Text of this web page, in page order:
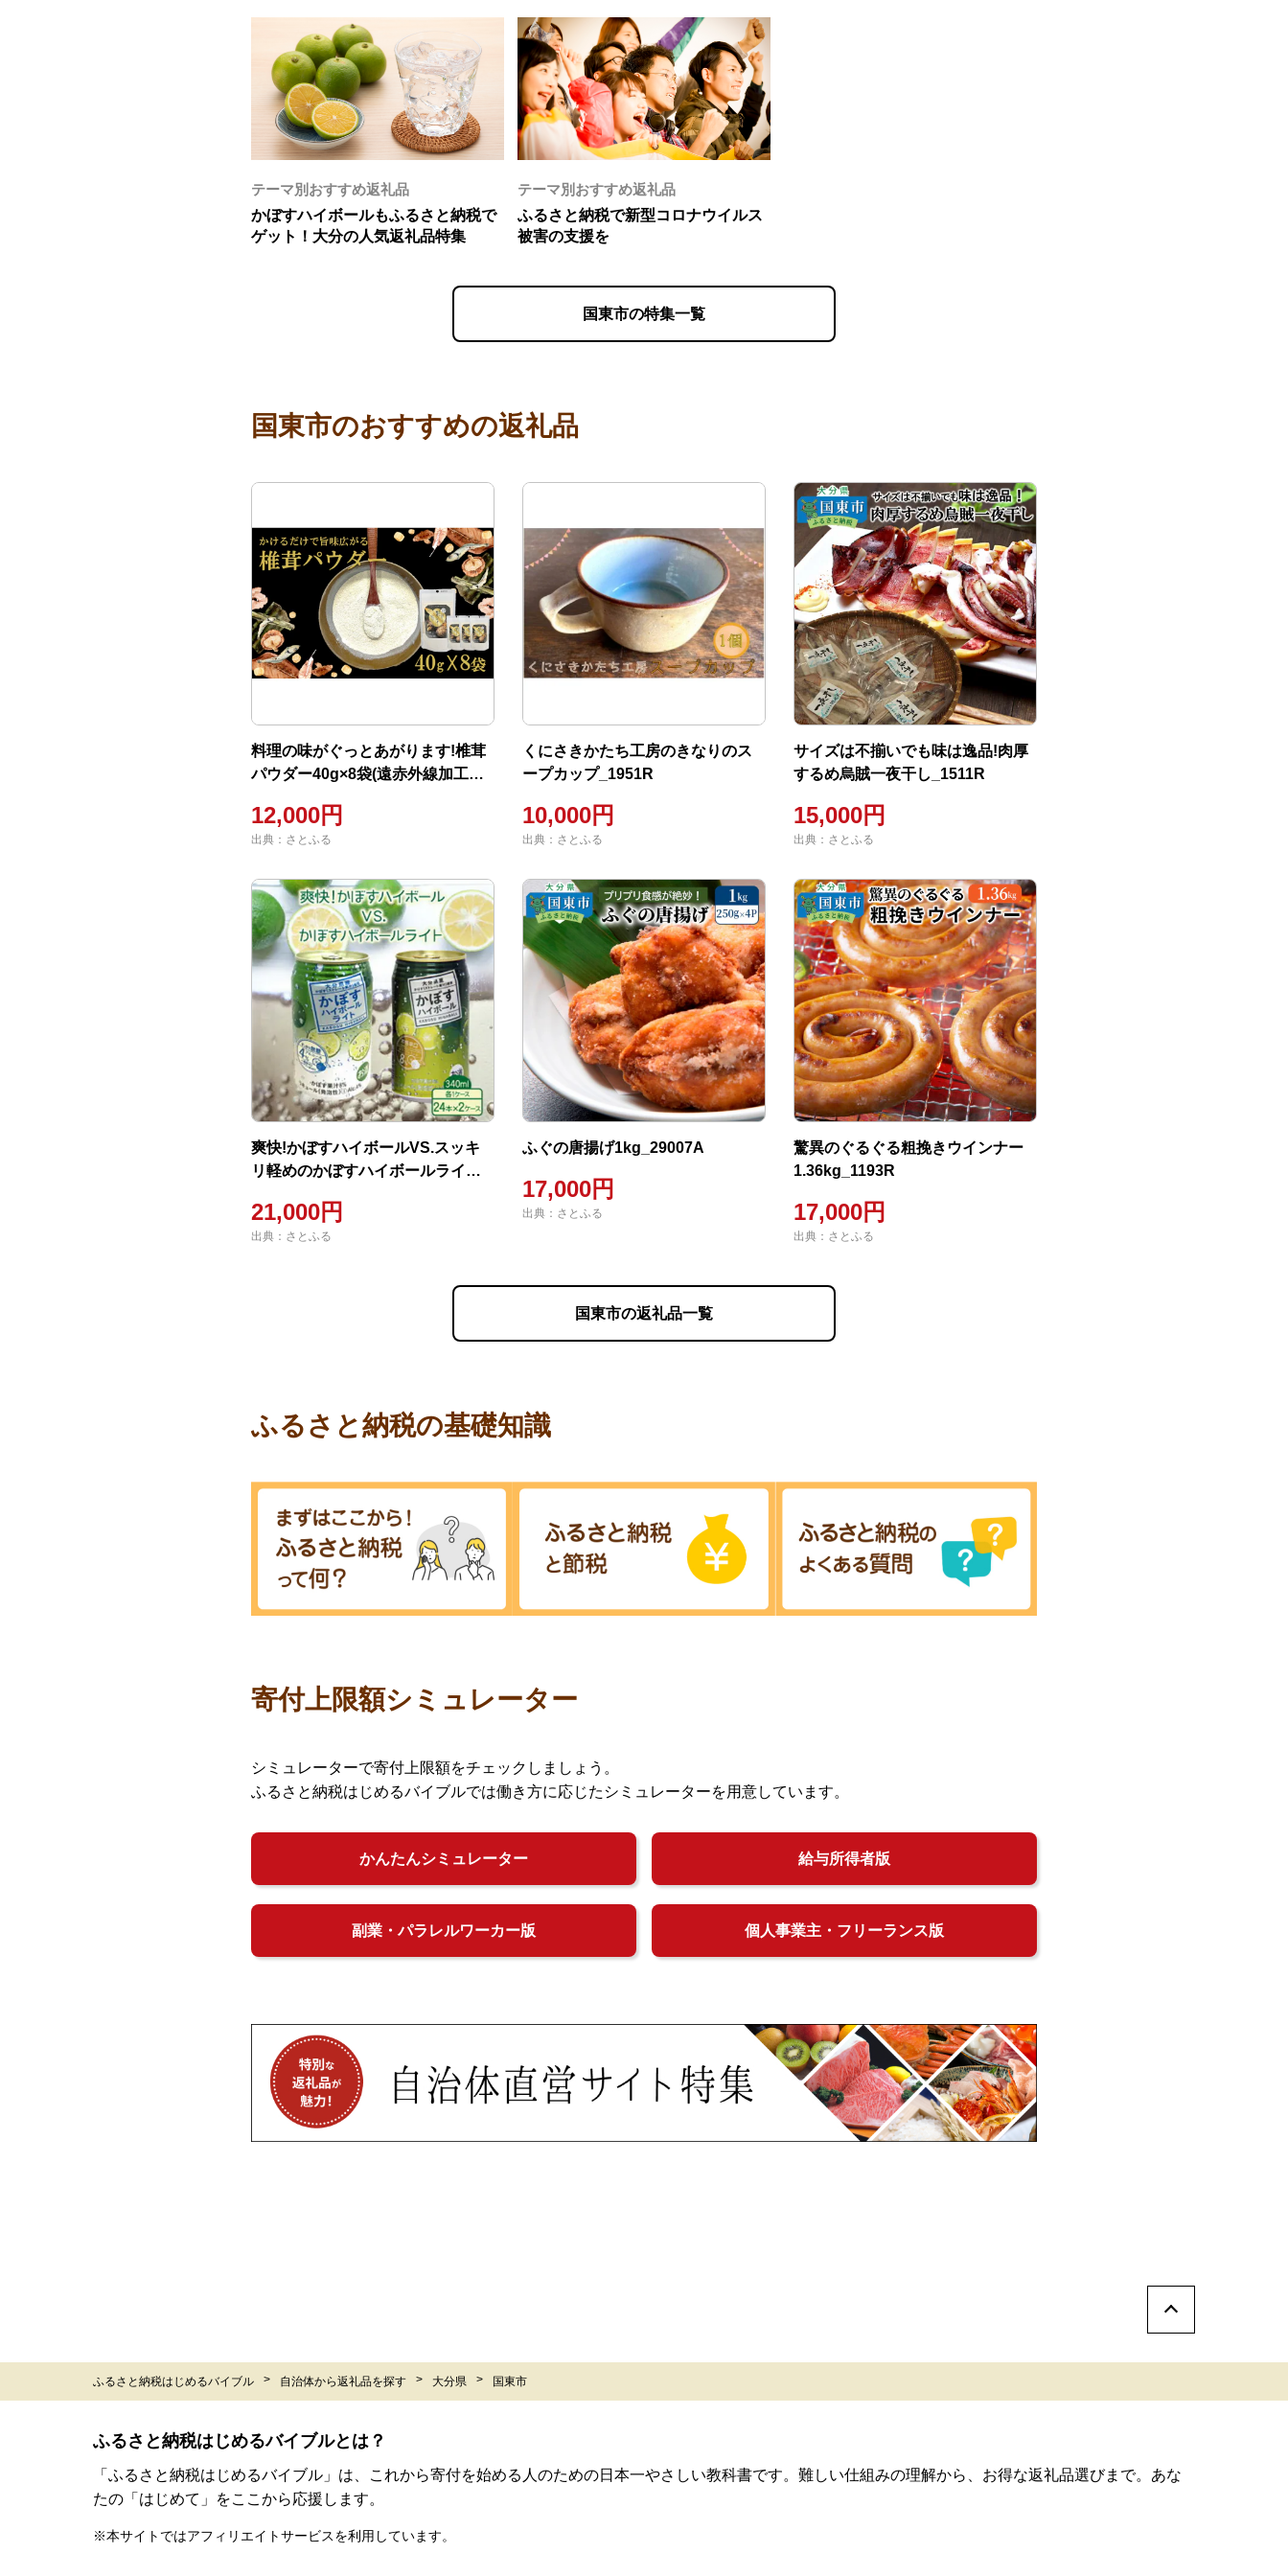
テーマ別おすすめ返礼品
かぼすハイボールもふるさと納税で
ゲット！大分の人気返礼品特集
テーマ別おすすめ返礼品
ふるさと納税で新型コロナウイルス
被害の支援を
国東市の特集一覧
国東市のおすすめの返礼品
料理の味がぐっとあがります!椎茸
パウダー40g×8袋(遠赤外線加工仕
12,000円
出典：さとふる
くにさきかたち工房のきなりのス
ープカップ_1951R
10,000円
出典：さとふる
サイズは不揃いでも味は逸品!肉厚
するめ烏賊一夜干し_1511R
15,000円
出典：さとふる
爽快!かぼすハイボールVS.スッキ
リ軽めのかぼすハイボールライト
21,000円
出典：さとふる
ふぐの唐揚げ1kg_29007A
17,000円
出典：さとふる
驚異のぐるぐる粗挽きウインナー
1.36kg_1193R
17,000円
出典：さとふる
国東市の返礼品一覧
ふるさと納税の基礎知識
寄付上限額シミュレーター
シミュレーターで寄付上限額をチェックしましょう。
ふるさと納税はじめるバイブルでは働き方に応じたシミュレーターを用意しています。
かんたんシミュレーター 給与所得者版
副業・パラレルワーカー版 個人事業主・フリーランス版
ふるさと納税はじめるバイブル 自治体から返礼品を探す 大分県 国東市
ふるさと納税はじめるバイブルとは？
「ふるさと納税はじめるバイブル」は、これから寄付を始める人のための日本一やさしい教科書です。難しい仕組みの理解から、お得な返礼品選びまで。あな
たの「はじめて」をここから応援します。
※本サイトではアフィリエイトサービスを利用しています。